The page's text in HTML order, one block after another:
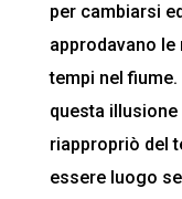
per cambiarsi
approdavano le
tempi nel
questa illusione
riappropriò del
essere luogo